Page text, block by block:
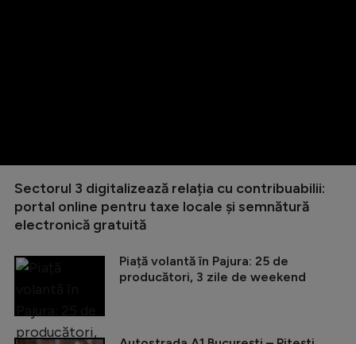
Sectorul 3 digitalizează relația cu contribuabilii:
portal online pentru taxe locale și semnătură
electronică gratuită
Piață volantă în Pajura: 25 de
producători, 3 zile de weekend